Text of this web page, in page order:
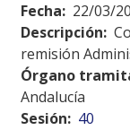
Fecha: 22/03/
Descripción:
remisión
Órgano
Andalucía
Sesión: 40